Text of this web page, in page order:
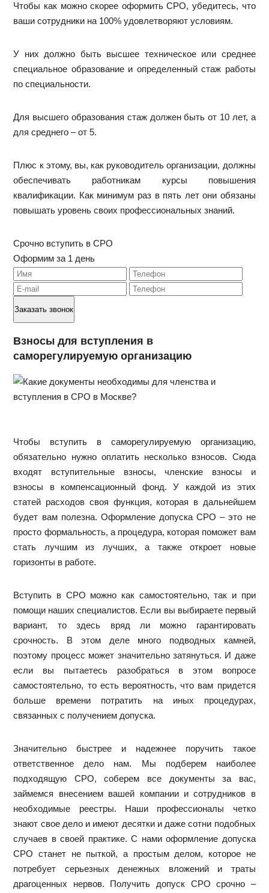
Чтобы как можно скорее оформить СРО, убедитесь, что
ваши сотрудники на 100% удовлетворяют условиям.
У них должно быть высшее техническое или среднее
специальное образование и определенный стаж работы
по специальности.
Для высшего образования стаж должен быть от 10 лет, а
для среднего – от 5.
Плюс к этому, вы, как руководитель организации, должны
обеспечивать работникам курсы повышения
квалификации. Как минимум раз в пять лет они обязаны
повышать уровень своих профессиональных знаний.
Срочно вступить в СРО
Оформим за 1 день
Взносы для вступления в
саморегулируемую организацию
Чтобы вступить в саморегулируемую организацию,
обязательно нужно оплатить несколько взносов. Сюда
входят вступительные взносы, членские взносы и
взносы в компенсационный фонд. У каждой из этих
статей расходов своя функция, которая в дальнейшем
будет вам полезна. Оформление допуска СРО – это не
просто формальность, а процедура, которая поможет вам
стать лучшим из лучших, а также откроет новые
горизонты в работе.
Вступить в СРО можно как самостоятельно, так и при
помощи наших специалистов. Если вы выбираете первый
вариант, то здесь вряд ли можно гарантировать
срочность. В этом деле много подводных камней,
поэтому процесс может значительно затянуться. И даже
если вы пытаетесь разобраться в этом вопросе
самостоятельно, то есть вероятность, что вам придется
больше времени потратить на иных процедурах,
связанных с получением допуска.
Значительно быстрее и надежнее поручить такое
ответственное дело нам. Мы подберем наиболее
подходящую СРО, соберем все документы за вас,
займемся внесением вашей компании и сотрудников в
необходимые реестры. Наши профессионалы четко
знают свое дело и имеют десятки и даже сотни подобных
случаев в своей практике. С нами оформление допуска
СРО станет не пыткой, а простым делом, которое не
потребует серьезных денежных вложений и траты
драгоценных нервов. Получить допуск СРО срочно –